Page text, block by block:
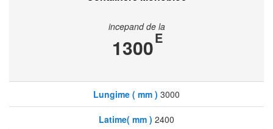
incepand de la
1300E
Lungime ( mm ) 3000
Latime( mm ) 2400